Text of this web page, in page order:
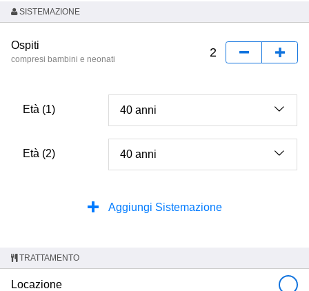
SISTEMAZIONE
Ospiti
compresi bambini e neonati
Età (1)
Età (2)
Aggiungi Sistemazione
TRATTAMENTO
Locazione